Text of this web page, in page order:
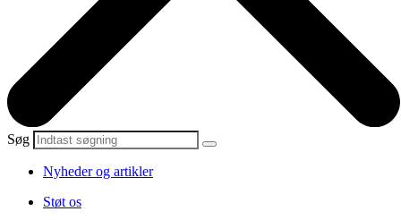
Søg
Nyheder og artikler
Støt os